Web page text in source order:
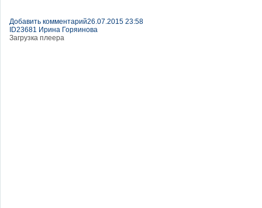
Добавить комментарий26.07.2015 23:58
ID23681 Ирина Горяинова
Загрузка плеера